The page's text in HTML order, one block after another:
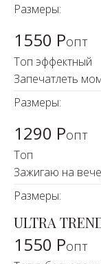
Размеры:
1550 Ропт
Топ эффектный
Запечатлеть
Размеры:
1290 Ропт
Топ
Зажигаю на
Размеры:
ULTRA
1550 Ропт